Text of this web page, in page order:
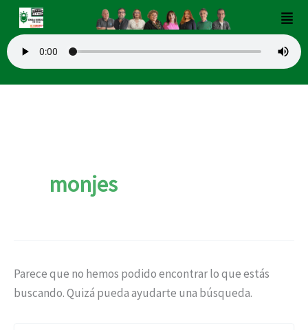
contenido
monjes
Parece que no hemos podido encontrar lo que estás
buscando. Quizá pueda ayudarte una búsqueda.
Buscar
por: